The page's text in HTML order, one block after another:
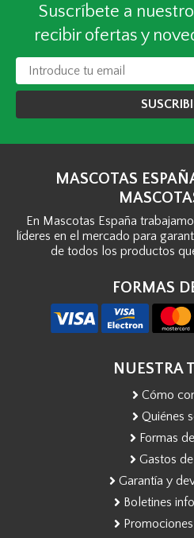
Suscríbete a
recibir ofertas y
MASCOTAS
En Mascotas España
líderes en el mercado para
de todos los productos
FORMAS
NUESTRA
Cómo
Quiénes
Formas
Gastos
Garantía y
Boletines